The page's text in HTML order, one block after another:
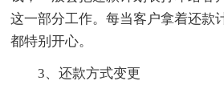
这一部分工作。每当客户拿着还款
都特别开心。
3、还款方式变更